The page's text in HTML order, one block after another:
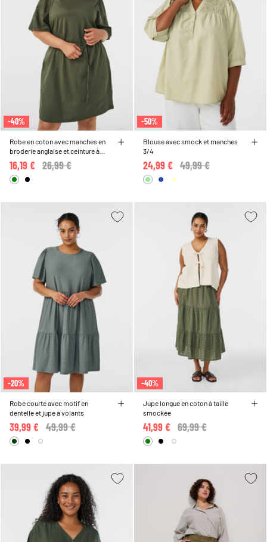
-40%
Robe en coton avec manches en
broderie anglaise et ceinture à
nouer
Price reduced from
26,99 €
16,19 €
-50%
Blouse avec smock et manches
3/4
Price reduced from
49,99 €
24,99 €
-20%
Robe courte avec motif en
dentelle et jupe à volants
Price reduced from
49,99 €
39,99 €
-40%
Jupe longue en coton à taille
smockée
Price reduced from
69,99 €
41,99 €